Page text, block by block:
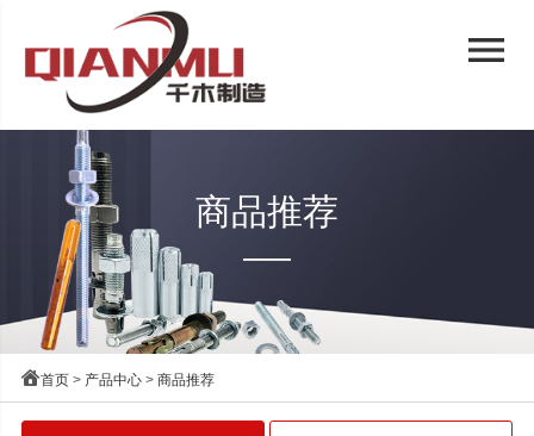
menu
商品推荐
首页> 产品中心> 商品推荐